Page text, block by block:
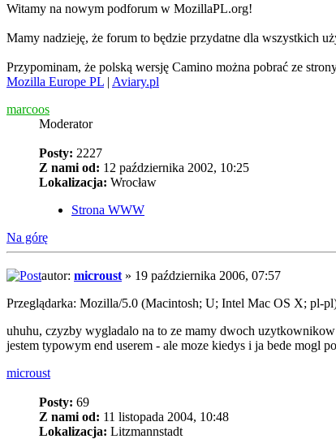
Witamy na nowym podforum w MozillaPL.org!
Mamy nadzieję, że forum to będzie przydatne dla wszystkich
Przypominam, że polską wersję Camino można pobrać ze
Mozilla Europe PL | Aviary.pl
marcoos
Moderator
Posty: 2227
Z nami od: 12 października 2002, 10:25
Lokalizacja: Wrocław
Strona WWW
Na górę
autor: microust » 19 października 2006, 07:57
Przeglądarka: Mozilla/5.0 (Macintosh; U; Intel Mac OS X;
uhuhu, czyzby wygladalo na to ze mamy dwoch
jestem typowym end userem - ale moze kiedys i ja bede mogl
microust
Posty: 69
Z nami od: 11 listopada 2004, 10:48
Lokalizacja: Litzmannstadt